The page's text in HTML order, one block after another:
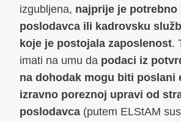
izgubljena, najprije je
poslodavca ili kadrovsku
koje je postojala zaposlenost.
imati na umu da podaci iz
na dohodak mogu biti poslani
izravno poreznoj upravi od
poslodavca (putem ELStAM